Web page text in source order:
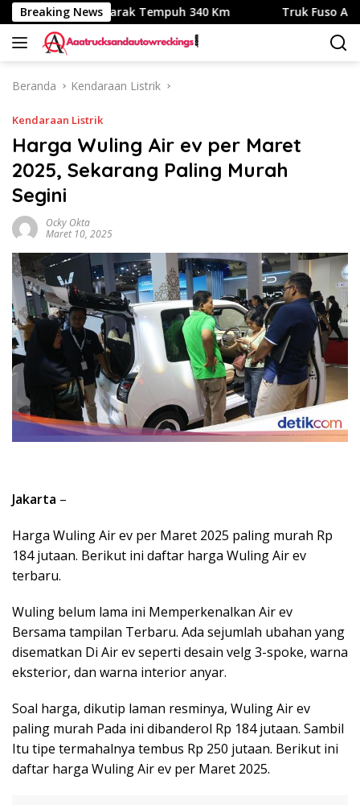
Langsung
ke
konten
Breaking News
Listrik, Jarak Tempuh 340 Km Truk Fuso Aman
Beranda Kendaraan Listrik
Kendaraan Listrik
Harga Wuling Air ev per Maret
2025, Sekarang Paling Murah
Segini
Ocky Okta
Maret 10, 2025
Jakarta –
Harga Wuling Air ev per Maret 2025 paling murah Rp
184 jutaan. Berikut ini daftar harga Wuling Air ev
terbaru.
Wuling belum lama ini Memperkenalkan Air ev
Bersama tampilan Terbaru. Ada sejumlah ubahan yang
disematkan Di Air ev seperti desain velg 3-spoke, warna
eksterior, dan warna interior anyar.
Soal harga, dikutip laman resminya, Wuling Air ev
paling murah Pada ini dibanderol Rp 184 jutaan. Sambil
Itu tipe termahalnya tembus Rp 250 jutaan. Berikut ini
daftar harga Wuling Air ev per Maret 2025.